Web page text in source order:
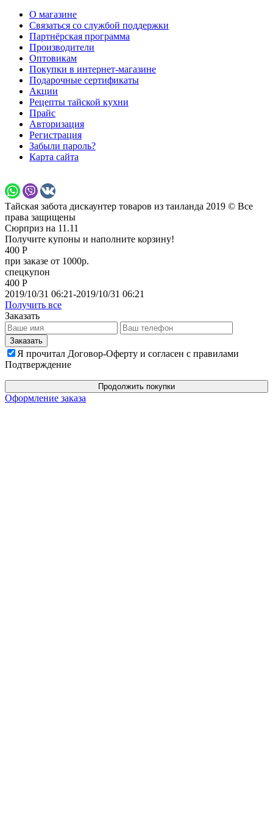
О магазине
Связаться со службой поддержки
Партнёрская программа
Производители
Оптовикам
Покупки в интернет-магазине
Подарочные сертификаты
Акции
Рецепты тайской кухни
Прайс
Авторизация
Регистрация
Забыли пароль?
Карта сайта
Тайская забота дискаунтер товаров из таиланда 2019 © Все
права защищены
Сюрприз на 11.11
Получите купоны и наполните корзину!
400 Р
при заказе от 1000р.
спецкупон
400 Р
2019/10/31 06:21-2019/10/31 06:21
Получить все
Заказать
Я прочитал Договор-Оферту и согласен с правилами
Подтверждение
Продолжить покупки
Оформление заказа